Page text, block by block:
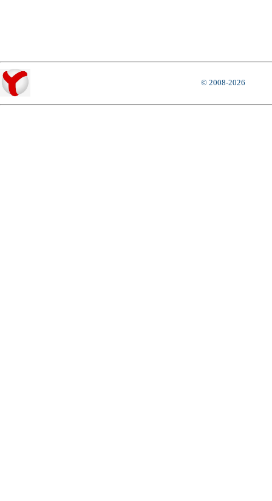
© 2008-2026